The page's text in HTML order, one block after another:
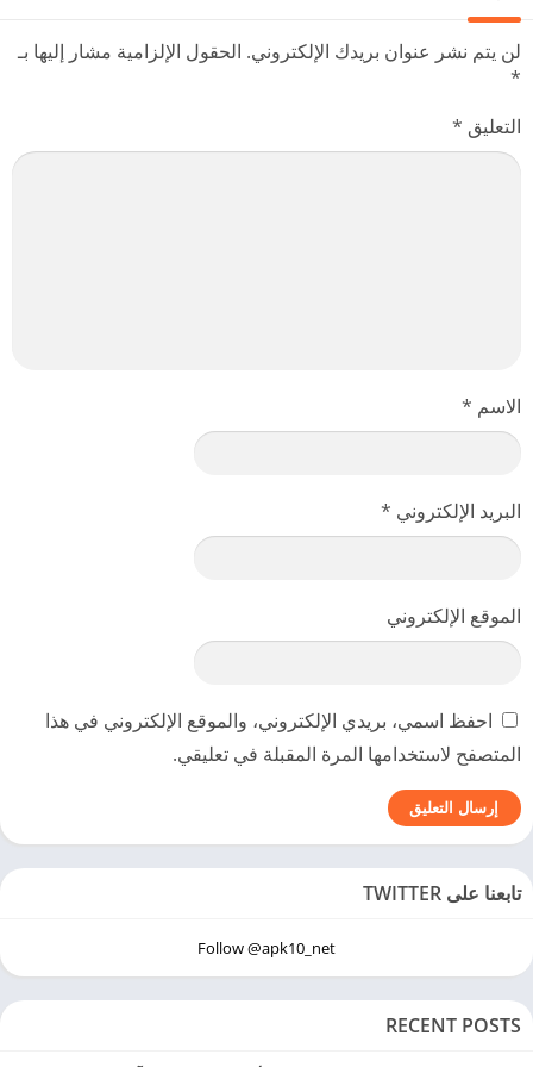
لن يتم نشر عنوان بريدك الإلكتروني. الحقول الإلزامية مشار إليها بـ
*
التعليق *
الاسم *
البريد الإلكتروني *
الموقع الإلكتروني
احفظ اسمي، بريدي الإلكتروني، والموقع الإلكتروني في هذا
المتصفح لاستخدامها المرة المقبلة في تعليقي.
تابعنا على TWITTER
Follow @apk10_net
RECENT POSTS